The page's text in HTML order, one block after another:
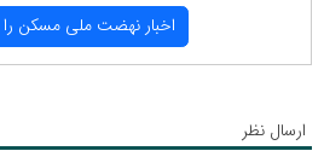
اخبار نهضت ملی مسكن را
ارسال نظر